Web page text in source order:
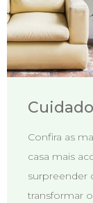
Confira as
casa mais
surpreender
transformar